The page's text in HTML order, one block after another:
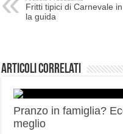
Fritti tipici di Carnevale
la guida
Articoli correlati
Pranzo in famiglia?
meglio